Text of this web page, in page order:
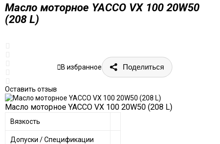
Масло моторное YACCO VX 100 20W50
(208 L)
Оставить отзыв
В избранное Поделиться
Масло моторное YACCO VX 100 20W50 (208 L)
Вязкость
Допуски / Спецификации